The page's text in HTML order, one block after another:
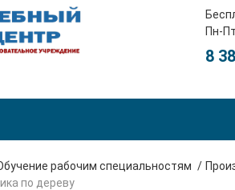
Пн-
8
рабочим специальностям
по дереву